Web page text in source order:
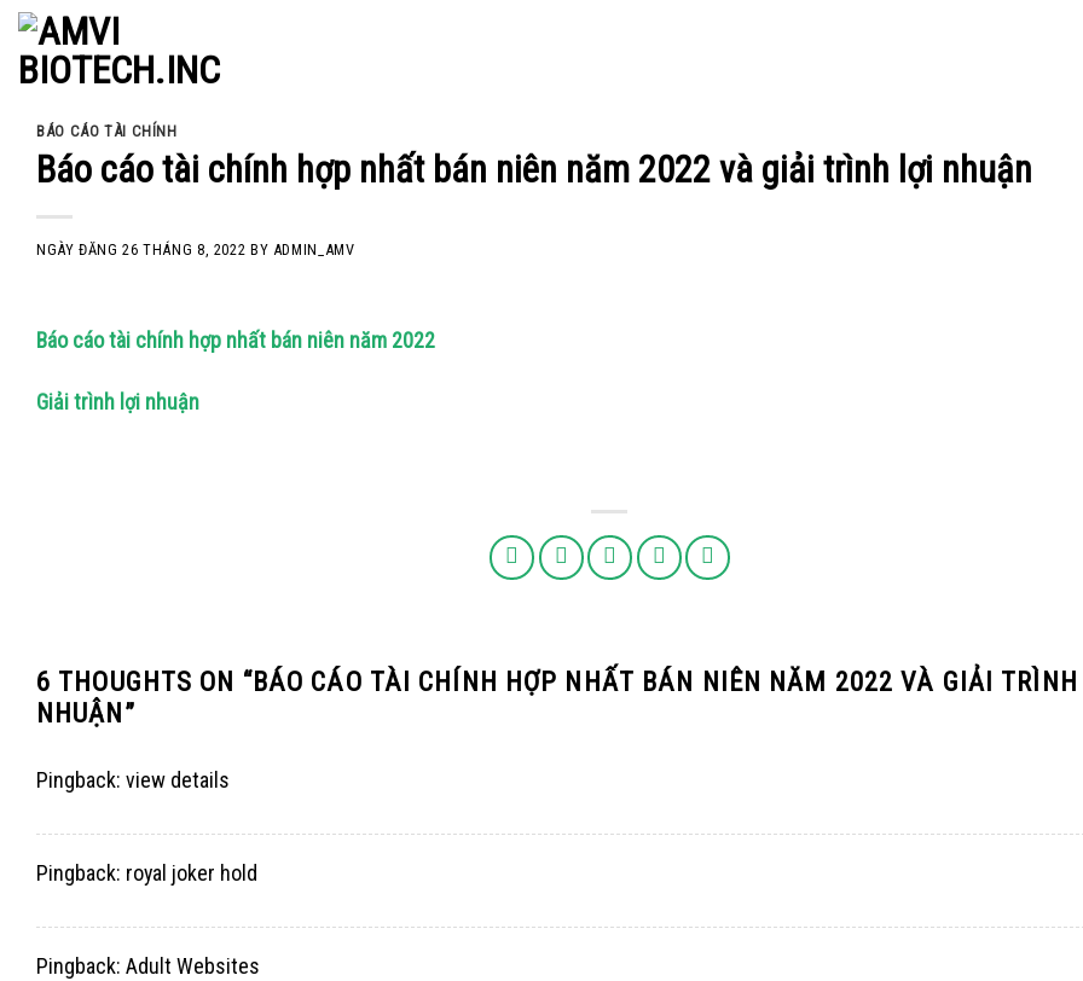
Skip
content
BÁO CÁO TÀI CHÍNH
Báo cáo tài chính hợp nhất bán niên năm 2022 và giải trình lợi nhuận
NGÀY ĐĂNG26 THÁNG 8, 2022 BY ADMIN_AMV
Báo cáo tài chính hợp nhất bán niên năm 2022
Giải trình lợi nhuận
6 THOUGHTS ON “BÁO CÁO TÀI CHÍNH HỢP NHẤT BÁN NIÊN NĂM 2022 VÀ GIẢI
NHUẬN ”
Pingback: view details
Pingback: royal joker hold
Pingback: Adult Websites